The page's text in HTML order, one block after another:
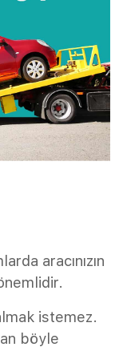
aracınızın
istemez.
böyle